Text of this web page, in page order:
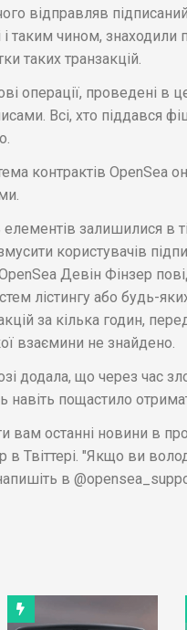
відправляв
таким чином, знаходили
таких транзакцій.
операції, проведені
Всі, хто піддався
контрактів
залишилися в
користувачів
Девін Фінзер
лістингу або будь-
за кілька годин,
взаємини не знайдено.
додала, що через час
пощастило
останні новини в
в Твіттері. "Якщо ви
в